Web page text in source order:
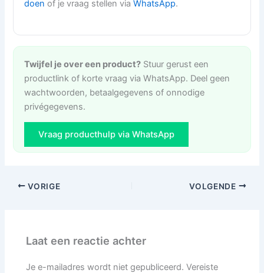
doen of je vraag stellen viaWhatsApp.
Twijfel je over een product? Stuur gerust een
productlink of korte vraag via WhatsApp. Deel geen
wachtwoorden, betaalgegevens of onnodige
privégegevens.
Vraag producthulp via WhatsApp
VORIGE VOLGENDE
Laat een reactie achter
Je e-mailadres wordt niet gepubliceerd. Vereiste